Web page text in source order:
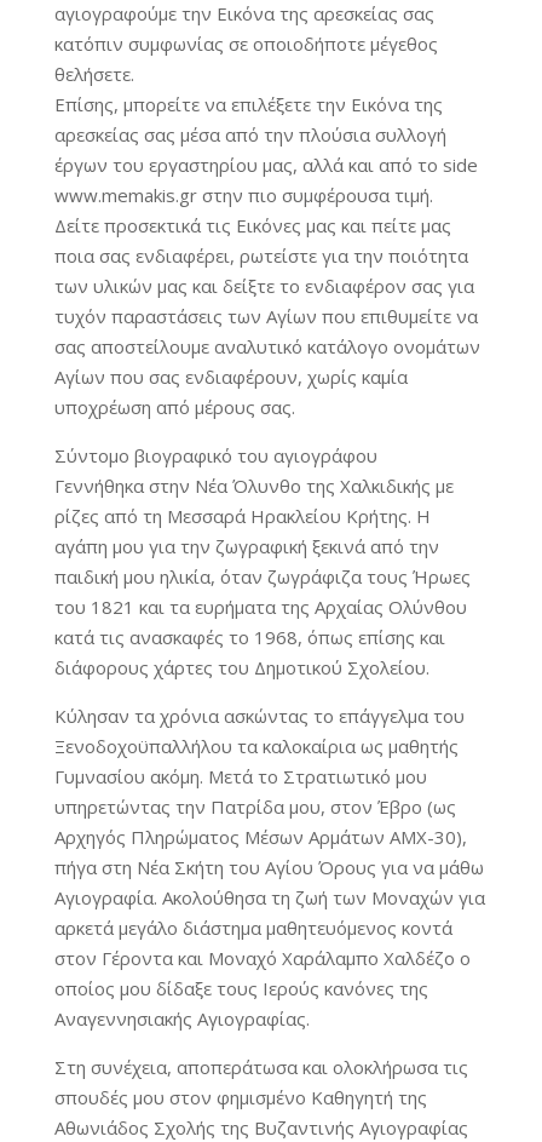
αγιογραφούμε την Εικόνα της αρεσκείας σας
κατόπιν συμφωνίας σε οποιοδήποτε μέγεθος
θελήσετε.
Επίσης, μπορείτε να επιλέξετε την Εικόνα της
αρεσκείας σας μέσα από την πλούσια συλλογή
έργων του εργαστηρίου μας, αλλά και από το side
www.memakis.gr στην πιο συμφέρουσα τιμή.
Δείτε προσεκτικά τις Εικόνες μας και πείτε μας
ποια σας ενδιαφέρει, ρωτείστε για την ποιότητα
των υλικών μας και δείξτε το ενδιαφέρον σας για
τυχόν παραστάσεις των Αγίων που επιθυμείτε να
σας αποστείλουμε αναλυτικό κατάλογο ονομάτων
Αγίων που σας ενδιαφέρουν, χωρίς καμία
υποχρέωση από μέρους σας.
Σύντομο βιογραφικό του αγιογράφου
Γεννήθηκα στην Νέα Όλυνθο της Χαλκιδικής με
ρίζες από τη Μεσσαρά Ηρακλείου Κρήτης. Η
αγάπη μου για την ζωγραφική ξεκινά από την
παιδική μου ηλικία, όταν ζωγράφιζα τους Ήρωες
του 1821 και τα ευρήματα της Αρχαίας Ολύνθου
κατά τις ανασκαφές το 1968, όπως επίσης και
διάφορους χάρτες του Δημοτικού Σχολείου.
Κύλησαν τα χρόνια ασκώντας το επάγγελμα του
Ξενοδοχοϋπαλλήλου τα καλοκαίρια ως μαθητής
Γυμνασίου ακόμη. Μετά το Στρατιωτικό μου
υπηρετώντας την Πατρίδα μου, στον Έβρο (ως
Αρχηγός Πληρώματος Μέσων Αρμάτων ΑΜΧ-30),
πήγα στη Νέα Σκήτη του Αγίου Όρους για να μάθω
Αγιογραφία. Ακολούθησα τη ζωή των Μοναχών για
αρκετά μεγάλο διάστημα μαθητευόμενος κοντά
στον Γέροντα και Μοναχό Χαράλαμπο Χαλδέζο ο
οποίος μου δίδαξε τους Ιερούς κανόνες της
Αναγεννησιακής Αγιογραφίας.
Στη συνέχεια, αποπεράτωσα και ολοκλήρωσα τις
σπουδές μου στον φημισμένο Καθηγητή της
Αθωνιάδος Σχολής της Βυζαντινής Αγιογραφίας